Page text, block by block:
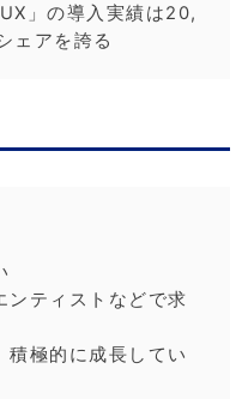
」の導入実績は20,
ェアを誇る
ンティストなどで求
積極的に成長してい